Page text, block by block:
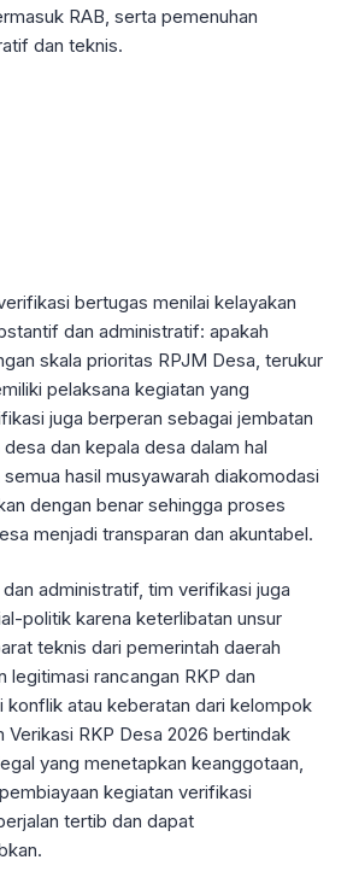
RAB, serta pemenuhan
dan teknis.
bertugas menilai kelayakan
dan administratif: apakah
skala prioritas RPJM Desa, terukur
pelaksana kegiatan yang
juga berperan sebagai jembatan
dan kepala desa dalam hal
hasil musyawarah diakomodasi
dengan benar sehingga proses
menjadi transparan dan akuntabel.
administratif, tim verifikasi juga
politik karena keterlibatan unsur
teknis dari pemerintah daerah
legitimasi rancangan RKP dan
konflik atau keberatan dari kelompok
Verikasi RKP Desa 2026 bertindak
yang menetapkan keanggotaan,
kegiatan verifikasi
tertib dan dapat